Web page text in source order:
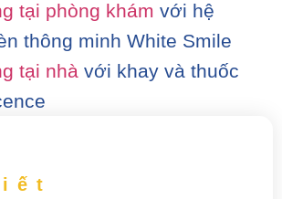
tại phòng khám với hệ
thông minh White Smile
tại nhàvới khay và thuốc